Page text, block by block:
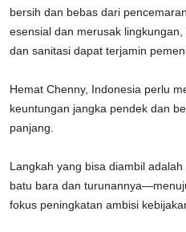
bersih dan bebas dari
esensial dan merusak
dan sanitasi dapat terjamin
Hemat Chenny, Indonesia perlu
keuntungan jangka pendek dan
panjang.
Langkah yang bisa diambil
batu bara dan
fokus peningkatan ambisi